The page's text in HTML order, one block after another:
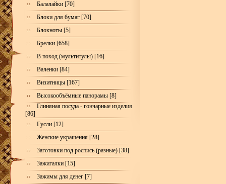
Балалайки [70]
Блоки для бумаг [70]
Блокноты [5]
Брелки [658]
В поход (мультитулы) [16]
Валенки [84]
Визитницы [167]
Высокообъёмные панорамы [8]
Глиняная посуда - гончарные изделия
[86]
Гусли [12]
Женские украшения [28]
Заготовки под роспись (разные) [38]
Зажигалки [15]
Зажимы для денег [7]